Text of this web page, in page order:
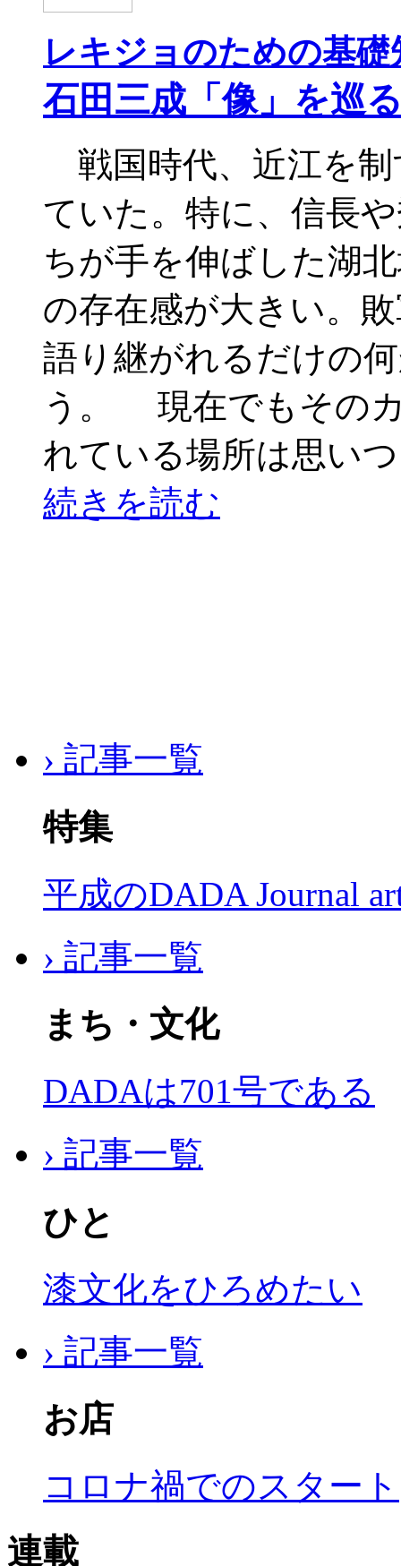
レキジョのための基礎
石田三成「像」を巡
戦国時代、近江を
ていた。特に、信長
ちが手を伸ばした湖
の存在感が大きい。
語り継がれるだけの
う。 現在でもその
れている場所は思い
続きを読む
› 記事一覧
特集
平成のDADA Journal
› 記事一覧
まち・文化
DADAは701号である
› 記事一覧
ひと
漆文化をひろめたい
› 記事一覧
お店
コロナ禍でのスタート
連載